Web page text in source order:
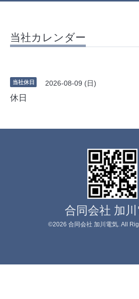
当社カレンダー
当社休日 2026-08-09 (日)
休日
合同会社 加
©2026 合同会社 加川電気 . All